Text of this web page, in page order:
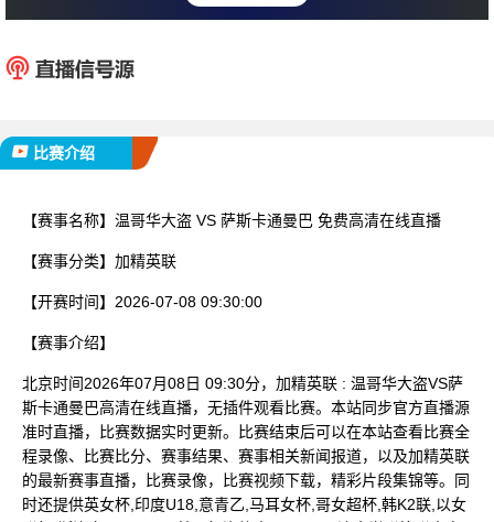
0 : 0
比赛介绍
【赛事名称】 温哥华大盗 VS 萨斯卡通曼巴 免费高清在线直播
【赛事分类】 加精英联
【开赛时间】 2026-07-08 09:30:00
【赛事介绍】
北京时间2026年07月08日 09:30分，加精英联 : 温哥华大盗VS萨
斯卡通曼巴高清在线直播，无插件观看比赛。本站同步官方直播源
准时直播，比赛数据实时更新。比赛结束后可以在本站查看比赛全
程录像、比赛比分、赛事结果、赛事相关新闻报道，以及加精英联
的最新赛事直播，比赛录像，比赛视频下载，精彩片段集锦等。同
时还提供英女杯,印度U18,意青乙,马耳女杯,哥女超杯,韩K2联,以女